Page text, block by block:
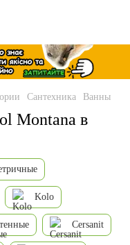
Сантехника Ванны
Montana в
Kolo
Cersanit